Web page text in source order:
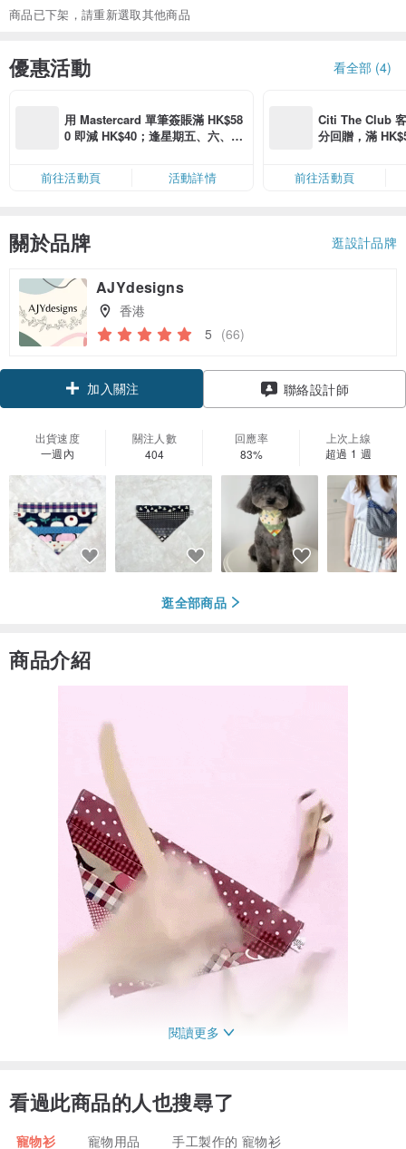
商品已下架，請重新選取其他商品
優惠活動 看全部 (4)
用 Mastercard 單筆簽賬滿 HK$58
0 即減 HK$40；逢星期五、六、日
限，額滿即止，僅限「常用信用
卡」結帳）
前往活動頁 活動詳情
Citi The Club
分回贈，滿
前往活動頁
關於品牌 逛設計品牌
AJYdesigns
香港
5 (66)
加入關注 聯絡設計師
出貨速度
一週內
關注人數
404
回應率
83%
上次上線
超過 1 週
逛全部商品
商品介紹
閱讀更多
看過此商品的人也搜尋了
寵物衫 寵物用品 手工製作的 寵物衫